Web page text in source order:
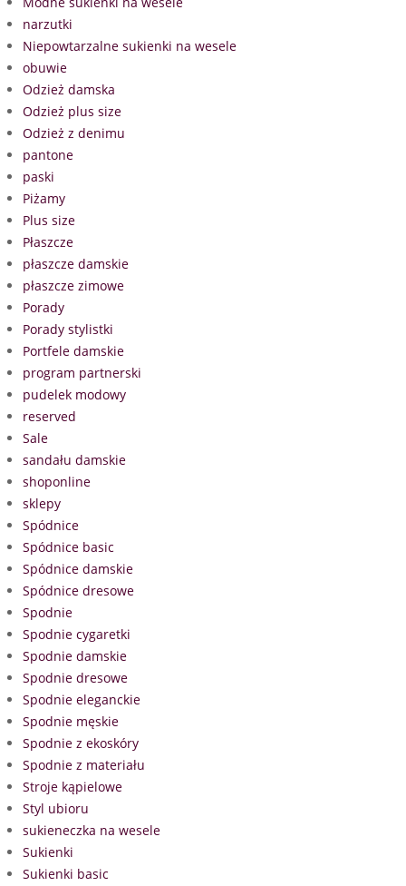
narzutki
Niepowtarzalne sukienki na wesele
obuwie
Odzież damska
Odzież plus size
Odzież z denimu
pantone
paski
Piżamy
Plus size
Płaszcze
płaszcze damskie
płaszcze zimowe
Porady
Porady stylistki
Portfele damskie
program partnerski
pudelek modowy
reserved
Sale
sandału damskie
shoponline
sklepy
Spódnice
Spódnice basic
Spódnice damskie
Spódnice dresowe
Spodnie
Spodnie cygaretki
Spodnie damskie
Spodnie dresowe
Spodnie eleganckie
Spodnie męskie
Spodnie z ekoskóry
Spodnie z materiału
Stroje kąpielowe
Styl ubioru
sukieneczka na wesele
Sukienki
Sukienki basic